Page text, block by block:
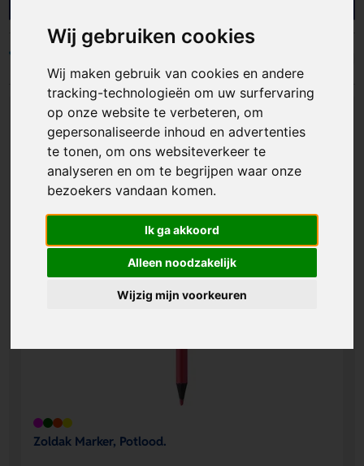
Wij gebruiken cookies
Wij maken gebruik van cookies en andere
tracking-technologieën om uw surfervaring
op onze website te verbeteren, om
gepersonaliseerde inhoud en advertenties
te tonen, om ons websiteverkeer te
analyseren en om te begrijpen waar onze
bezoekers vandaan komen.
Ik ga akkoord
Alleen noodzakelijk
Wijzig mijn voorkeuren
tijdens het werken, studeren en plannen. Ideaal
schrijfwarenpakket of handig extraatje in een
welkomstpakket. Zo geef je een product weg dat
vaak wordt gebruikt en jouw logo steeds laat
opvallen.
Zoldak Marker, Potlood.